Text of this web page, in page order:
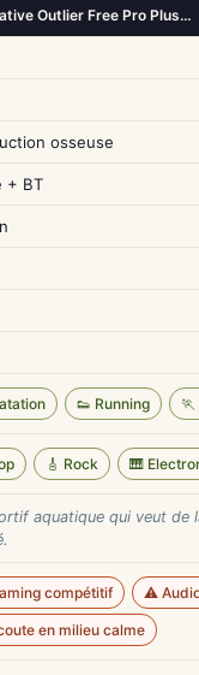
Outlier Free Pro Plus…
osseuse
+ BT
👟 Running 🏃
🎸 Rock 🎹
aquatique qui veut de
compétitif ⚠️
en milieu calme